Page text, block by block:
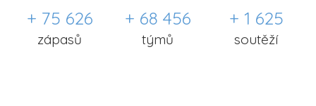
+ 75 626
zápasů
+ 68 456
týmů
+ 1 625
soutěží